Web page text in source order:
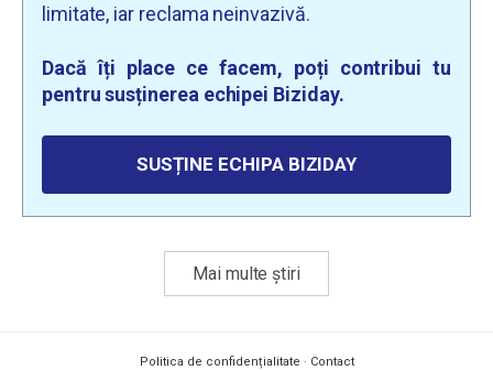
limitate, iar reclama neinvazivă.
Dacă îți place ce facem, poți contribui tu
pentru susținerea echipei Biziday.
SUSȚINE ECHIPA BIZIDAY
Mai multe știri
Politica de confidențialitate · Contact